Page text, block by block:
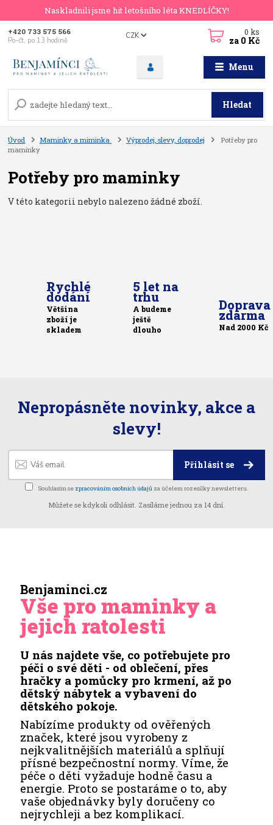
Naskladnili jsme hit letošního léta KNEDLÍČKY!
Menu
CZK
Hledat
+420 733 575 566
Po-čt, po 13 hodině
0ks
za 0 Kč
Úvod Maminky a miminka Výprodej, slevy, doprodej
Potřeby pro
maminky
Potřeby pro maminky
V této kategorii nebylo nalezeno žádné zboží.
Rychlé
dodání
Většina
zboží je
skladem
5 let na
trhu
A budeme
ještě
dlouho
Doprava
zdarma
Nad 2000 Kč
Nepropásněte novinky, akce a
slevy!
Přihlásit se
Souhlasím se zpracováním osobních údajů za účelem rozesílky newsletteru.
Můžete se kdykoli odhlásit. Zasíláme jednou za 14 dní.
Benjaminci.cz
Vše pro maminky a
jejich ratolesti
U nás najdete vše, co potřebujete pro
péči o své děti - od oblečení, přes
hračky a pomůcky pro krmení, až po
dětský nábytek a vybavení do
dětského pokoje.
Nabízíme produkty od ověřených
značek, které jsou vyrobeny z
nejkvalitnějších materiálů a splňují
přísné bezpečnostní normy. Víme, že
péče o děti vyžaduje hodně času a
energie. Proto se postaráme o to, aby
vaše objednávky byly doručeny co
nejrychleji a bez komplikací.